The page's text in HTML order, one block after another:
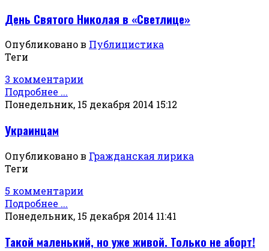
День Святого Николая в «Светлице»
Опубликовано в Публицистика
Теги
3 комментарии
Подробнее ...
Понедельник, 15 декабря 2014 15:12
Украинцам
Опубликовано в Гражданская лирика
Теги
5 комментарии
Подробнее ...
Понедельник, 15 декабря 2014 11:41
Такой маленький, но уже живой. Только не аборт!